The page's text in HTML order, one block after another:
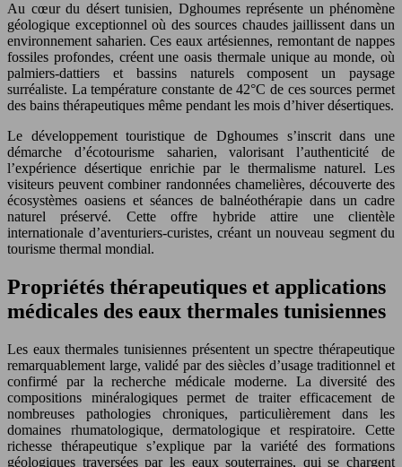
Au cœur du désert tunisien, Dghoumes représente un phénomène
géologique exceptionnel où des sources chaudes jaillissent dans un
environnement saharien. Ces eaux artésiennes, remontant de nappes
fossiles profondes, créent une oasis thermale unique au monde, où
palmiers-dattiers et bassins naturels composent un paysage
surréaliste. La température constante de 42°C de ces sources permet
des bains thérapeutiques même pendant les mois d’hiver désertiques.
Le développement touristique de Dghoumes s’inscrit dans une
démarche d’écotourisme saharien, valorisant l’authenticité de
l’expérience désertique enrichie par le thermalisme naturel. Les
visiteurs peuvent combiner randonnées chamelières, découverte des
écosystèmes oasiens et séances de balnéothérapie dans un cadre
naturel préservé. Cette offre hybride attire une clientèle
internationale d’aventuriers-curistes, créant un nouveau segment du
tourisme thermal mondial.
Propriétés thérapeutiques et applications
médicales des eaux thermales tunisiennes
Les eaux thermales tunisiennes présentent un spectre thérapeutique
remarquablement large, validé par des siècles d’usage traditionnel et
confirmé par la recherche médicale moderne. La diversité des
compositions minéralogiques permet de traiter efficacement de
nombreuses pathologies chroniques, particulièrement dans les
domaines rhumatologique, dermatologique et respiratoire. Cette
richesse thérapeutique s’explique par la variété des formations
géologiques traversées par les eaux souterraines, qui se chargent